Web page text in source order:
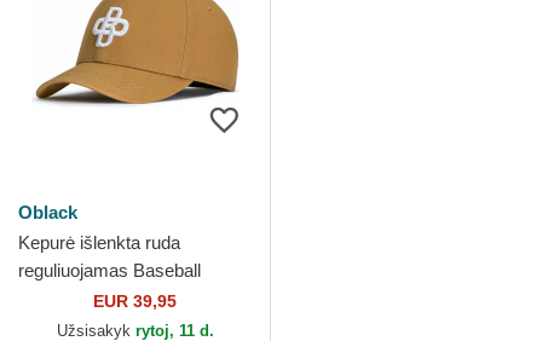
Oblack
Kepurė išlenkta ruda
reguliuojamas Baseball
Peach OBL058 Oblack
EUR 39,95
Užsisakyk rytoj, 11 d.